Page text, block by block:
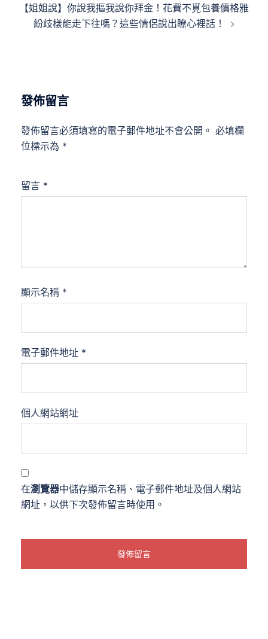
【姐姐說】你說我摳我說你拜金！花費不覓包養價格雅
紛歧樣能走下往嗎？這些情侶說出瞭心裡話！
發佈留言
發佈留言必須填寫的電子郵件地址不會公開。 必填欄
位標示為 *
留言 *
顯示名稱 *
電子郵件地址 *
個人網站網址
在瀏覽器中儲存顯示名稱、電子郵件地址及個人網站
網址，以供下次發佈留言時使用。